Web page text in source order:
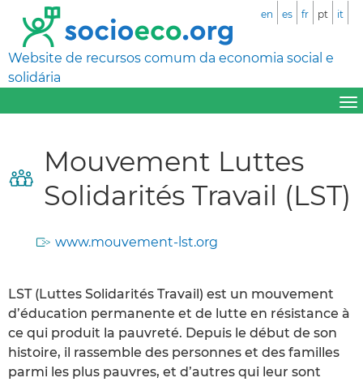
Website de recursos comum da economia social e
solidária
en es fr pt it
Mouvement Luttes
Solidarités Travail (LST)
www.mouvement-lst.org
LST (Luttes Solidarités Travail) est un mouvement
d’éducation permanente et de lutte en résistance à
ce qui produit la pauvreté. Depuis le début de son
histoire, il rassemble des personnes et des familles
parmi les plus pauvres, et d’autres qui leur sont